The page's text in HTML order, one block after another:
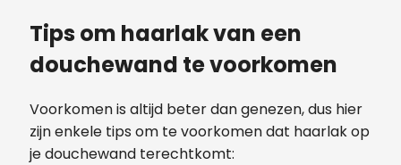
Tips om haarlak van een
douchewand te voorkomen
Voorkomen is altijd beter dan genezen, dus hier
zijn enkele tips om te voorkomen dat haarlak op
je douchewand terechtkomt: